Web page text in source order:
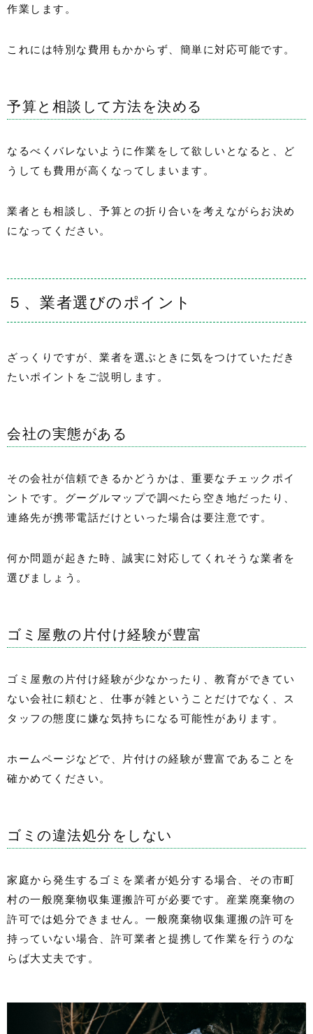
作業します。
これには特別な費用もかからず、簡単に対応可能です。
予算と相談して方法を決める
なるべくバレないように作業をして欲しいとなると、ど
うしても費用が高くなってしまいます。
業者とも相談し、予算との折り合いを考えながらお決め
になってください。
５、業者選びのポイント
ざっくりですが、業者を選ぶときに気をつけていただき
たいポイントをご説明します。
会社の実態がある
その会社が信頼できるかどうかは、重要なチェックポイ
ントです。グーグルマップで調べたら空き地だったり、
連絡先が携帯電話だけといった場合は要注意です。
何か問題が起きた時、誠実に対応してくれそうな業者を
選びましょう。
ゴミ屋敷の片付け経験が豊富
ゴミ屋敷の片付け経験が少なかったり、教育ができてい
ない会社に頼むと、仕事が雑ということだけでなく、ス
タッフの態度に嫌な気持ちになる可能性があります。
ホームページなどで、片付けの経験が豊富であることを
確かめてください。
ゴミの違法処分をしない
家庭から発生するゴミを業者が処分する場合、その市町
村の一般廃棄物収集運搬許可が必要です。産業廃棄物の
許可では処分できません。一般廃棄物収集運搬の許可を
持っていない場合、許可業者と提携して作業を行うのな
らば大丈夫です。